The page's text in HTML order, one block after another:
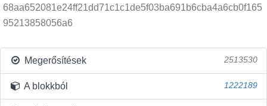
68aa652081e24ff21dd71c1c1de5f03ba691b6cba4a6cb0f165
95213858056a6
Megerősítések 2513530
A blokkból 1222189